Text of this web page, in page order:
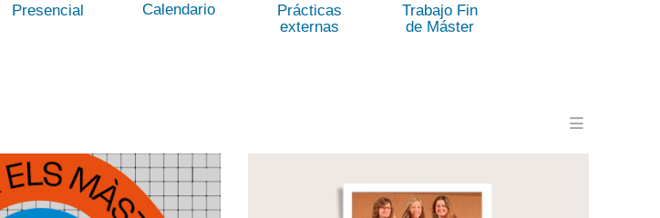
Presencial Calendario
Prácticas
externas
Trabajo Fin
de Máster
Menu